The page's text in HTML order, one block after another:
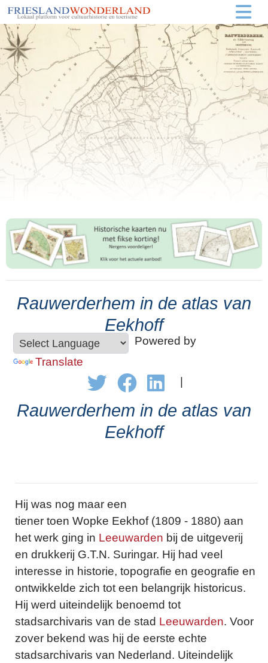
Rauwerderhem in de atlas van
Eekhoff
Powered by
Translate
Rauwerderhem in de atlas van
Eekhoff
Hij was nog maar een
tiener toen Wopke Eekhof (1809 - 1880) aan
het werk ging in Leeuwarden bij de uitgeverij
en drukkerij G.T.N. Suringar. Hij had veel
interesse in historie, topografie en geografie en
ontwikkelde zich tot een belangrijk historicus.
Hij werd uiteindelijk benoemd tot
stadsarchivaris van de stad Leeuwarden. Voor
zover bekend was hij de eerste echte
stadsarchivaris van Nederland. Uiteindelijk